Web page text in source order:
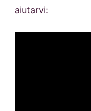
aiutarvi: